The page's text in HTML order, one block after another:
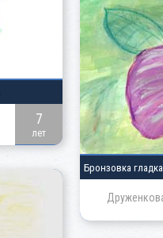
7
лет
Бронзовка